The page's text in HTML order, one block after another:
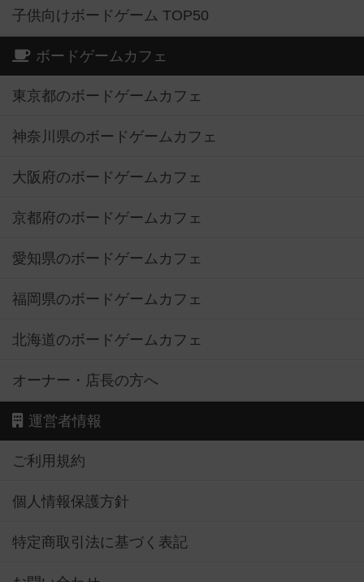
子供向けボードゲーム TOP50
ボードゲームカフェ
東京都のボードゲームカフェ
神奈川県のボードゲームカフェ
大阪府のボードゲームカフェ
京都府のボードゲームカフェ
愛知県のボードゲームカフェ
福岡県のボードゲームカフェ
北海道のボードゲームカフェ
オーナー・店長の方へ
運営者情報
ご利用規約
個人情報保護方針
特定商取引法に基づく表記